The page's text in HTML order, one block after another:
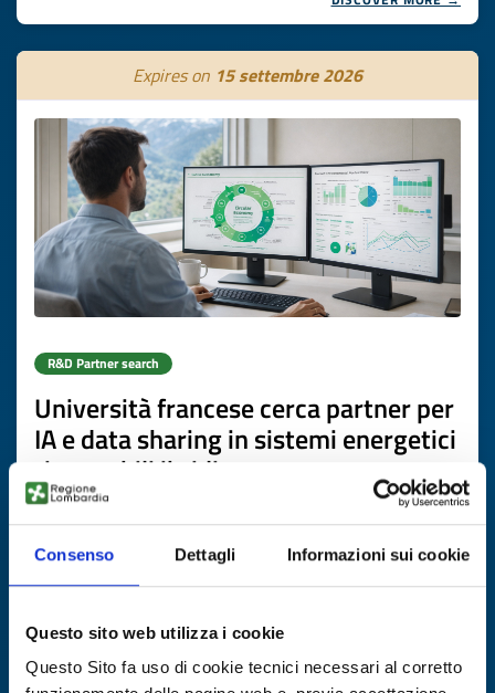
Consenso Dettagli Informazioni sui cookie
Questo sito web utilizza i cookie
Questo Sito fa uso di cookie tecnici necessari al corretto
Expires on 15 settembre 2026
R&D Partner search
Università francese cerca partner per
IA e data sharing in sistemi energetici
rinnovabili ibridi
ID: RDRFR20260423014